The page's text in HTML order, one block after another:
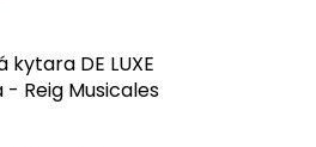
kytara DE LUXE
Reig Musicales